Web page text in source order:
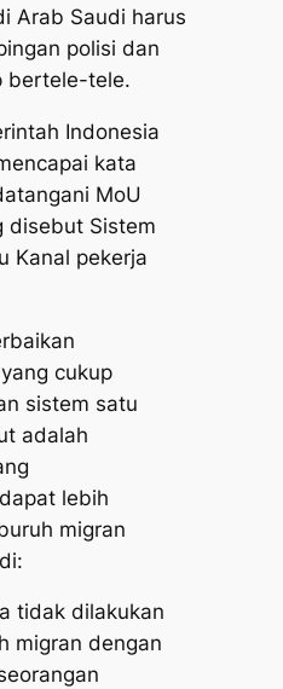
Arab Saudi harus
polisi dan
bertele-tele.
Indonesia
kata
MoU
disebut Sistem
Kanal pekerja
cukup
sistem satu
adalah
lebih
migran
tidak dilakukan
migran dengan